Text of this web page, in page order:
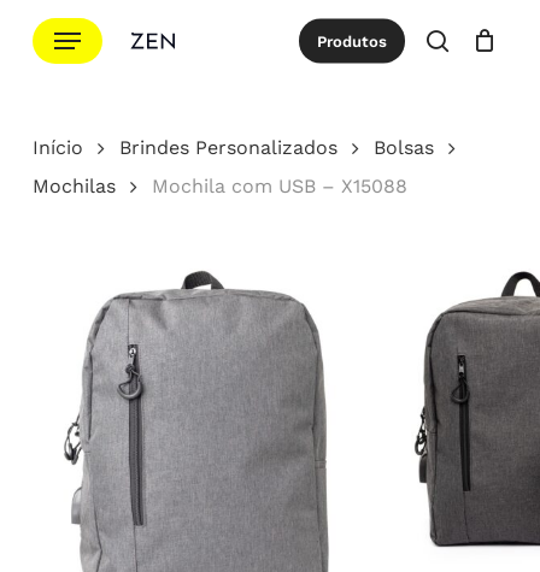
para
principal
Menu Produtos
procurar
Cotação Close
Início Brindes Personalizados
Bolsas
Mochilas
Mochila com USB – X15088